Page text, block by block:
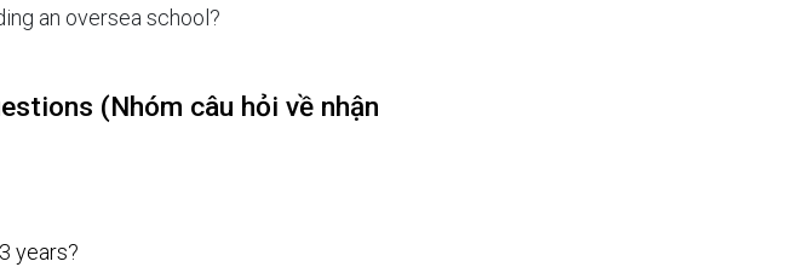
an oversea school?
(Nhóm câu hỏi về nhận
years?